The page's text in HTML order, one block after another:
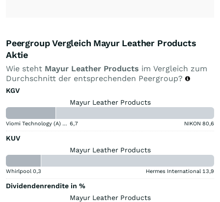
Peergroup Vergleich Mayur Leather Products
Aktie
Wie steht Mayur Leather Products im Vergleich zum
Durchschnitt der entsprechenden Peergroup?
KGV
Mayur Leather Products
Viomi Technology (A) (A) 6,7 NIKON 80,6
KUV
Mayur Leather Products
Whirlpool 0,3 Hermes International 13,9
Dividendenrendite in %
Mayur Leather Products